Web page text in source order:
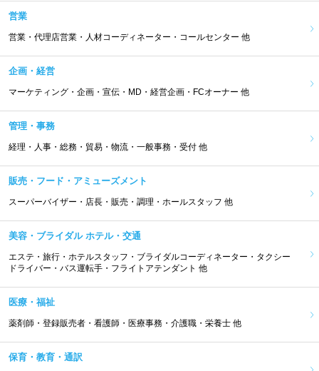
営業
営業・代理店営業・人材コーディネーター・コールセンター 他
企画・経営
マーケティング・企画・宣伝・MD・経営企画・FCオーナー 他
管理・事務
経理・人事・総務・貿易・物流・一般事務・受付 他
販売・フード・アミューズメント
スーパーバイザー・店長・販売・調理・ホールスタッフ 他
美容・ブライダル ホテル・交通
エステ・旅行・ホテルスタッフ・ブライダルコーディネーター・タクシー
ドライバー・バス運転手・フライトアテンダント 他
医療・福祉
薬剤師・登録販売者・看護師・医療事務・介護職・栄養士 他
保育・教育・通訳